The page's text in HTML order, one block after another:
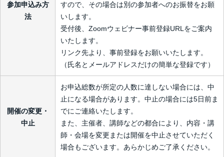
参加申込み方
法
すので、その場合は別の参加者へのお振替をお願
いします。
受付後、Zoomウェビナー事前登録URLをご案内
いたします。
リンク先より、事前登録をお願いいたします。
（氏名とメールアドレスだけの簡単な登録です）
開催の変更・
中止
お申込総数が所定の人数に達しない場合には、中
止になる場合があります。中止の場合には5日前ま
でにご連絡いたします。
また、主催者、講師などの都合により、内容・講
師・会場を変更または開催を中止させていただく
場合もございます。あらかじめご了承ください。